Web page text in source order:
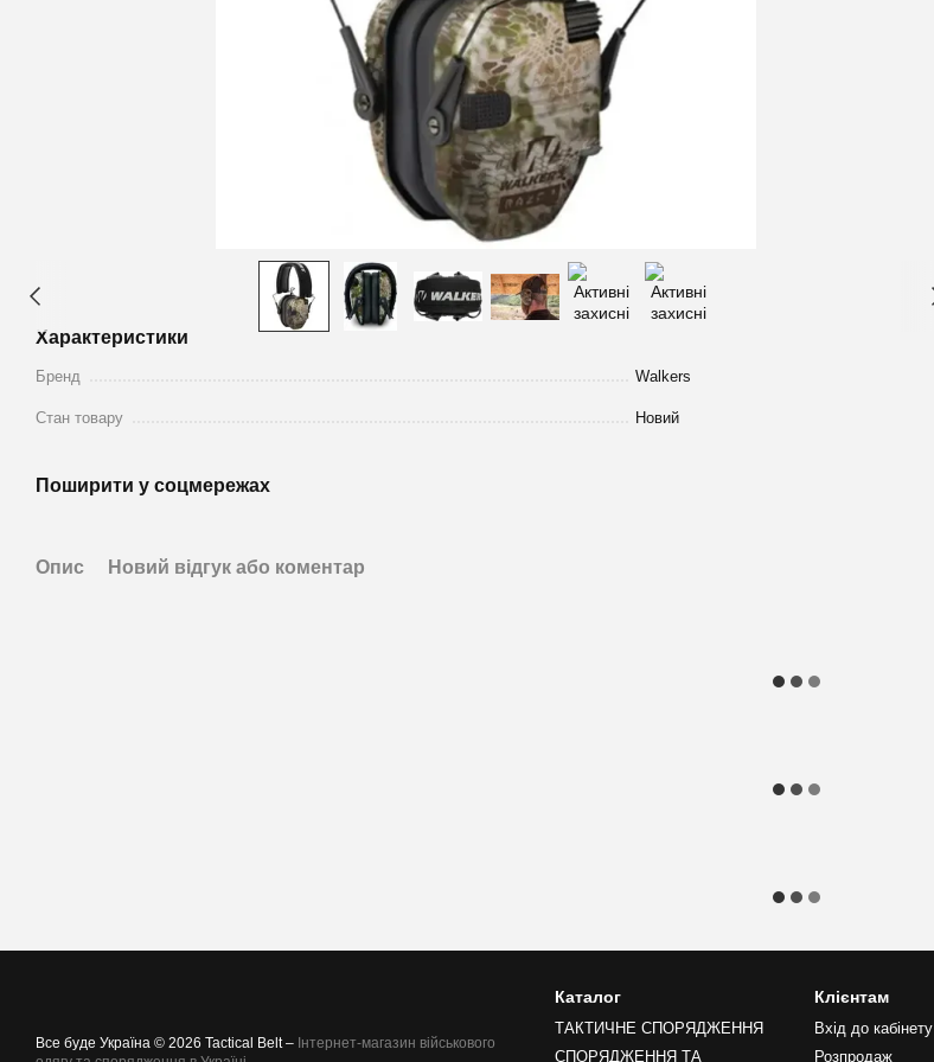
Характеристики
Бренд Walkers
Стан товару Новий
Поширити у соцмережах
Опис Новий відгук або коментар
Все буде Україна © 2026 Tactical Belt – Інтернет-магазин військового
Каталог
ТАКТИЧНЕ СПОРЯДЖЕННЯ
СПОРЯДЖЕННЯ ТА
Клієнтам
Вхід до кабінету
Розпродаж